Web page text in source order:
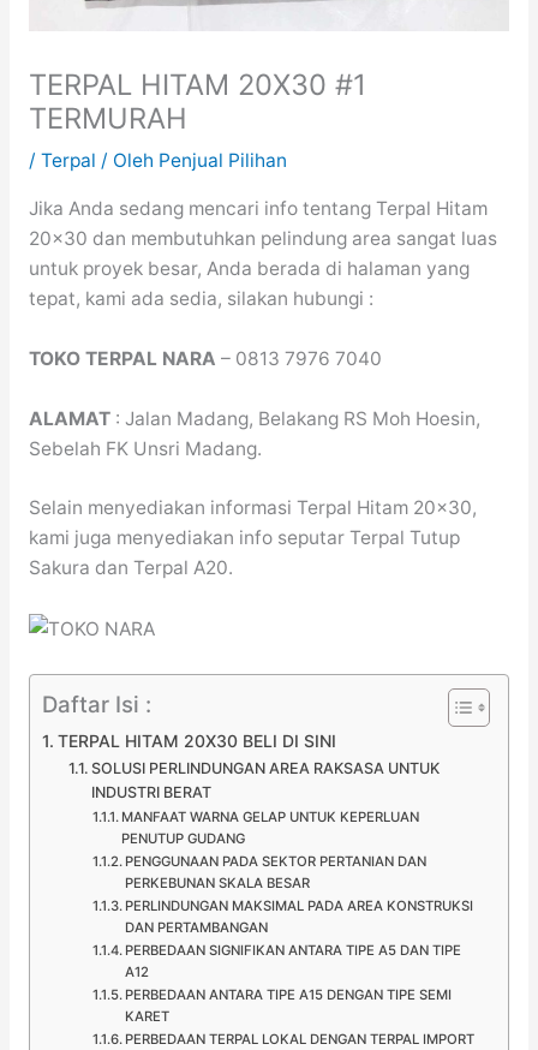
TERPAL HITAM 20X30 #1
TERMURAH
/ Terpal / Oleh Penjual Pilihan
Jika Anda sedang mencari info tentang Terpal Hitam
20×30 dan membutuhkan pelindung area sangat luas
untuk proyek besar, Anda berada di halaman yang
tepat, kami ada sedia, silakan hubungi :
TOKO TERPAL NARA – 0813 7976 7040
ALAMAT: Jalan Madang, Belakang RS Moh Hoesin,
Sebelah FK Unsri Madang.
Selain menyediakan informasi Terpal Hitam 20×30,
kami juga menyediakan info seputar Terpal Tutup
Sakura dan Terpal A20.
Daftar Isi :
TERPAL HITAM 20X30 BELI DI SINI
SOLUSI PERLINDUNGAN AREA RAKSASA UNTUK
INDUSTRI BERAT
MANFAAT WARNA GELAP UNTUK KEPERLUAN
PENUTUP GUDANG
PENGGUNAAN PADA SEKTOR PERTANIAN DAN
PERKEBUNAN SKALA BESAR
PERLINDUNGAN MAKSIMAL PADA AREA KONSTRUKSI
DAN PERTAMBANGAN
PERBEDAAN SIGNIFIKAN ANTARA TIPE A5 DAN TIPE
A12
PERBEDAAN ANTARA TIPE A15 DENGAN TIPE SEMI
KARET
PERBEDAAN TERPAL LOKAL DENGAN TERPAL IMPORT